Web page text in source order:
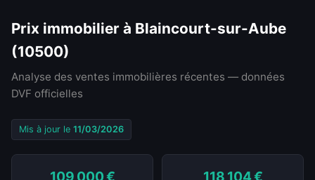
Prix immobilier à Blaincourt-sur-Aube
(10500)
Analyse des ventes immobilières récentes — données
DVF officielles
Mis à jour le 11/03/2026
109 000 € 118 104 €